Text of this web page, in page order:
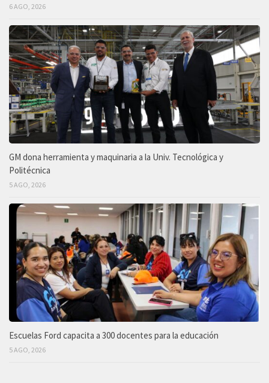
6 AGO, 2026
GM dona herramienta y maquinaria a la Univ. Tecnológica y
Politécnica
5 AGO, 2026
Escuelas Ford capacita a 300 docentes para la educación
5 AGO, 2026